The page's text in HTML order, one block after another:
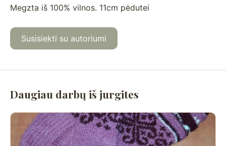
Megzta iš 100% vilnos. 11cm pėdutei
Susisiekti su autoriumi
Daugiau darbų iš jurgites